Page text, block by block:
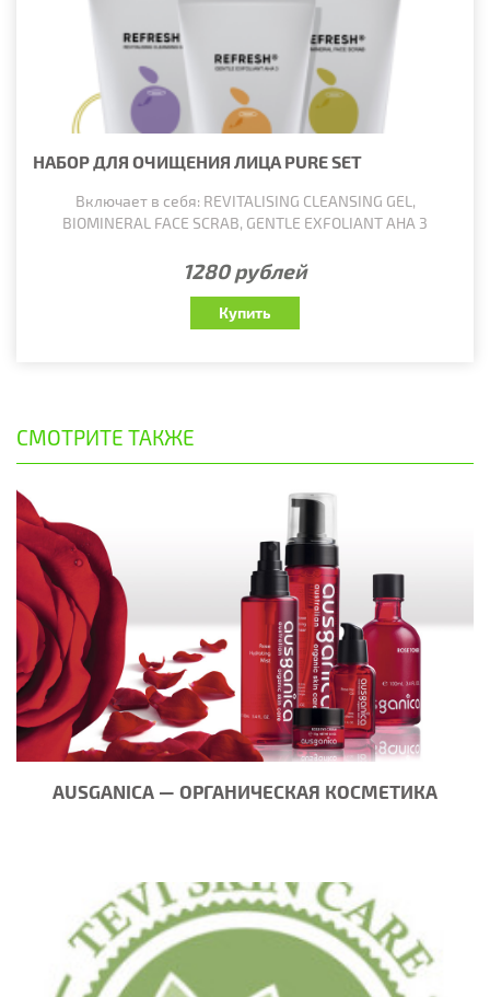
НАБОР ДЛЯ ОЧИЩЕНИЯ ЛИЦА PURE SET
Включает в себя: REVITALISING CLEANSING GEL,
BIOMINERAL FACE SCRAB, GENTLE EXFOLIANT AHA 3
1280 рублей
Купить
СМОТРИТЕ ТАКЖЕ
AUSGANICA — ОРГАНИЧЕСКАЯ КОСМЕТИКА